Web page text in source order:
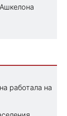
работала на